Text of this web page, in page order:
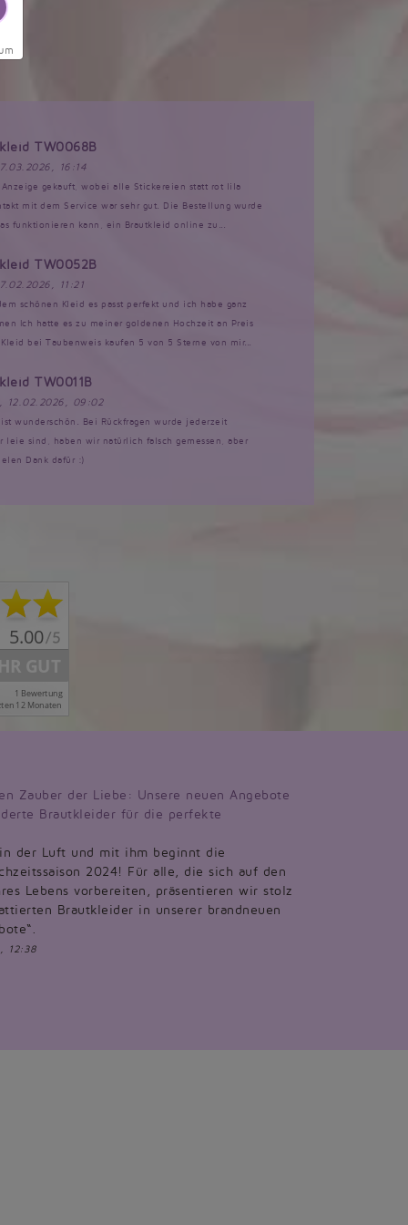
TW0068B
16:14
gekauft, wobei alle Stickereien statt rot lila
mit dem Service war sehr gut. Die Bestellung wurde
funktionieren kann, ein Brautkleid online zu...
TW0052B
11:21
schönen Kleid es passt perfekt und ich habe ganz
Ich hatte es zu meiner goldenen Hochzeit an Preis
bei Taubenweis kaufen 5 von 5 Sterne von mir...
TW0011B
12.02.2026, 09:02
wunderschön. Bei Rückfragen wurde jederzeit
leie sind, haben wir natürlich falsch gemessen, aber
Dank dafür :)
Zauber der Liebe: Unsere neuen Angebote
Brautkleider für die perfekte
der Luft und mit ihm beginnt die
2024! Für alle, die sich auf den
Lebens vorbereiten, präsentieren wir stolz
Brautkleider in unserer brandneuen
12:38